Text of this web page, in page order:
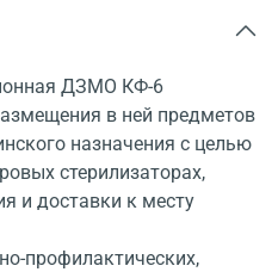
ДЗМО КФ-6
в ней предметов
назначения с целью
стерилизаторах,
и доставки к месту
профилактических,